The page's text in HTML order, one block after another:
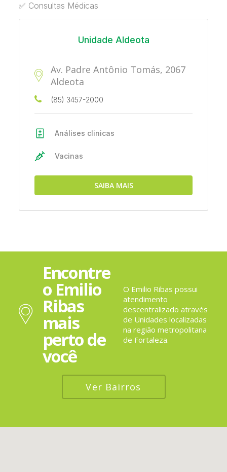
✅ Consultas Médicas
Unidade Aldeota
Av. Padre Antônio Tomás, 2067
Aldeota
(85) 3457-2000
Análises clinicas
Vacinas
SAIBA MAIS
Encontre
o Emilio
Ribas
mais
perto de
você
O Emilio Ribas possui
atendimento
descentralizado através
de Unidades localizadas
na região metropolitana
de Fortaleza.
Ver Bairros